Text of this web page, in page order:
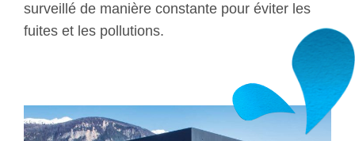
surveillé de manière constante pour éviter les
fuites et les pollutions.